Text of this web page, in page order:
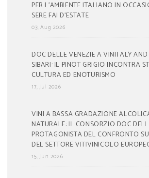
PER L’AMBIENTE ITALIANO IN
SERE FAI D’ESTATE
03, Aug 2026
DOC DELLE VENEZIE A VINITALY AND
SIBARI: IL PINOT GRIGIO INCONTRA
CULTURA ED ENOTURISMO
17, Jul 2026
VINI A BASSA GRADAZIONE
NATURALE: IL CONSORZIO DOC
PROTAGONISTA DEL CONFRONTO
DEL SETTORE VITIVINICOLO
15, Jun 2026